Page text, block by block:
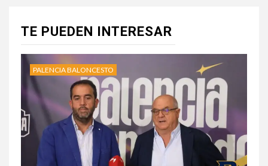
TE PUEDEN INTERESAR
PALENCIA BALONCESTO